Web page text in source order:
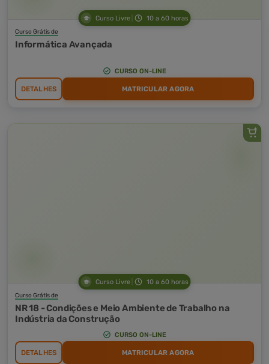
Curso Livre 10 a 60 horas
Curso Grátis de
Informática Avançada
CURSO ON-LINE
DETALHES MATRICULAR AGORA
Curso Livre 10 a 60 horas
Curso Grátis de
NR 18 - Condições e Meio Ambiente de Trabalho na
Indústria da Construção
CURSO ON-LINE
DETALHES MATRICULAR AGORA